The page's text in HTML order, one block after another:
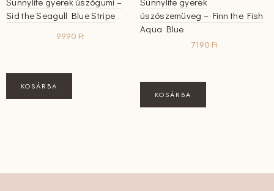
Sid the Seagull Blue Stripe
9990 Ft
KOSÁRBA
úszószemüveg – Finn the Fish
Aqua Blue
7190 Ft
KOSÁRBA